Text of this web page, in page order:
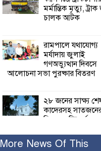
মর্মান্তিক মৃত্যু,
চালক আটক
রামপালে যথাযোগ্য
মর্যাদায় জুলাই
গণঅভ্যুত্থান দিবসে
আলোচনা সভা পুরষ্কার বিতরণ
২৮ জনের সাক্ষ্য
কাদেরসহ
বিরুদ্ধে যুক্তিতর্ক
More News Of This